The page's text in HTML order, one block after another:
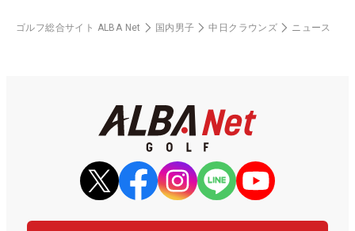
ゴルフ総合サイト ALBA Net 国内男子 中日クラウンズ ニュース